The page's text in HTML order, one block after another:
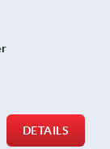
DETAILS